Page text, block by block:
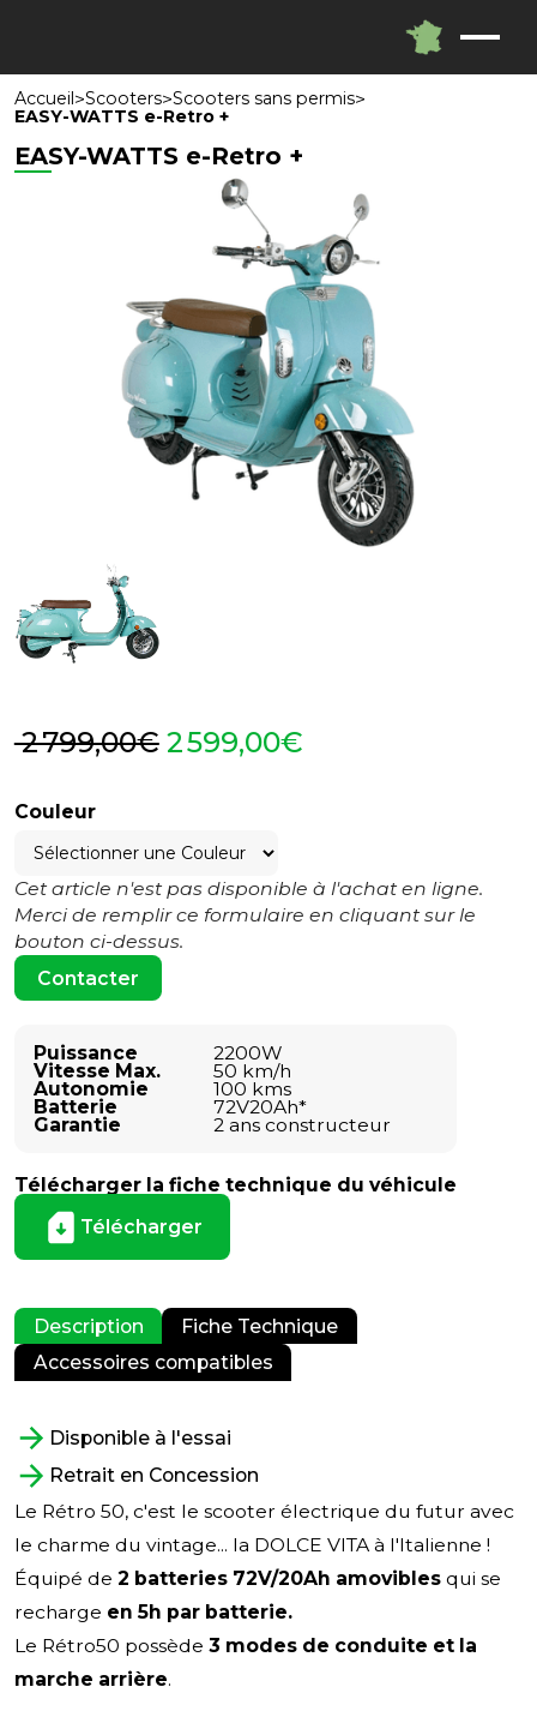
Accueil>Scooters>Scooters sans permis>
EASY-WATTS e-Retro +
EASY-WATTS e-Retro +
2 799,00€2 599,00€
Couleur
Cet article n'est pas disponible à l'achat en ligne.
Merci de remplir ce formulaire en cliquant sur le
bouton ci-dessus.
Contacter
Puissance 2200W
Vitesse Max. 50 km/h
Autonomie 100 kms
Batterie 72V20Ah*
Garantie 2 ans constructeur
Télécharger la fiche technique du véhicule
Télécharger
Description
Fiche Technique
Accessoires compatibles
Disponible à l'essai
Retrait en Concession
Le Rétro 50, c'est le scooter électrique du futur avec
le charme du vintage... la DOLCE VITA à l'Italienne !
Équipé de 2 batteries 72V/20Ah amovibles qui se
recharge en 5h par batterie.
Le Rétro50 possède 3 modes de conduite et la
marche arrière.